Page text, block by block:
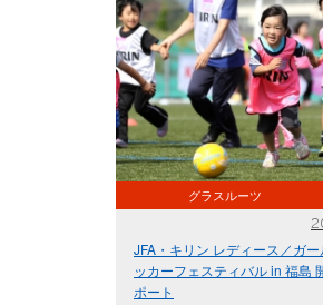
グラスルーツ
JFA・キリン レディース／ガ
ッカーフェスティバル in 福島
ポート